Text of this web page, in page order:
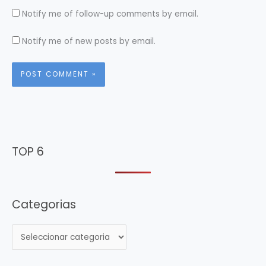
Notify me of follow-up comments by email.
Notify me of new posts by email.
TOP 6
Categorias
a